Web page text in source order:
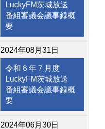
LuckyFM茨城放送
番組審議会議事録概
要
2024年08月31日
令和６年７月度
LuckyFM茨城放送
番組審議会議事録概
要
2024年06月30日